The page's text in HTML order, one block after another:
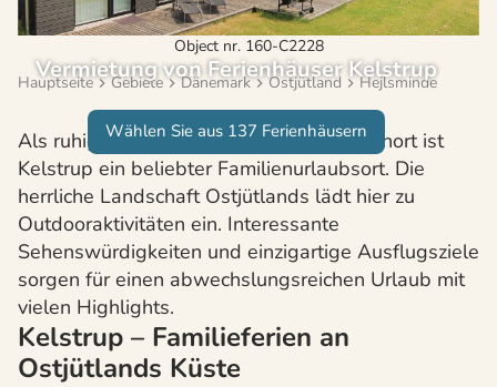
Object nr. 160-C2228
Vermietung von Ferienhäuser Kelstrup
Wählen Sie aus 137 Ferienhäusern
Hauptseite Gebiete Dänemark Ostjütland Hejlsminde
Als ruhiger und idyllisch gelegener Ferienort ist
Kelstrup ein beliebter Familienurlaubsort. Die
herrliche Landschaft Ostjütlands lädt hier zu
Outdooraktivitäten ein. Interessante
Sehenswürdigkeiten und einzigartige Ausflugsziele
sorgen für einen abwechslungsreichen Urlaub mit
vielen Highlights.
Kelstrup – Familieferien an
Ostjütlands Küste